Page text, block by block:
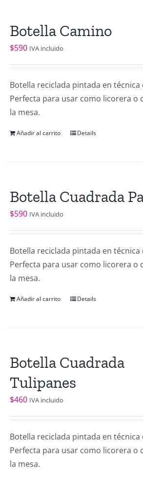
Botella Camino
$590 IVA incluido
Botella reciclada pintada en técnica
Perfecta para usar como licorera o
la mesa.
Añadir al carrito Details
Botella Cuadrada
$590 IVA incluido
Botella reciclada pintada en técnica
Perfecta para usar como licorera o
la mesa.
Añadir al carrito Details
Botella Cuadrada
Tulipanes
$460 IVA incluido
Botella reciclada pintada en técnica
Perfecta para usar como licorera o
la mesa.